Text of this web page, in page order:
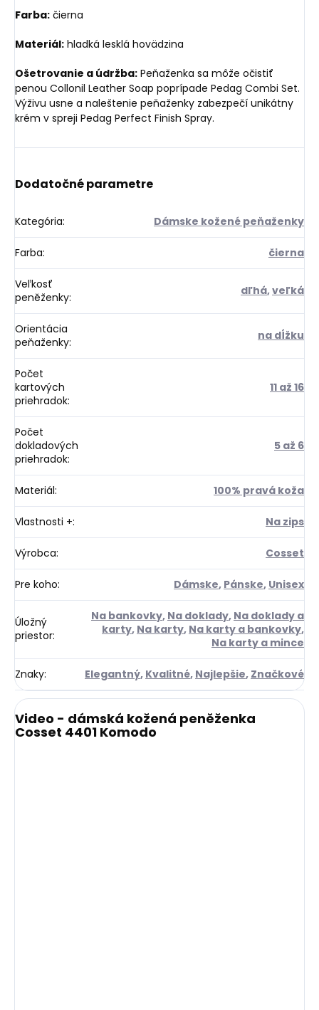
Farba: čierna
Materiál: hladká lesklá hovädzina
Ošetrovanie a údržba: Peňaženka sa môže očistiť
penou Collonil Leather Soap poprípade Pedag Combi Set.
Výživu usne a naleštenie peňaženky zabezpečí unikátny
krém v spreji Pedag Perfect Finish Spray.
Dodatočné parametre
Kategória: Dámske kožené peňaženky
Farba: čierna
Veľkosť
peněženky: dľhá,veľká
Orientácia
peňaženky: na dĺžku
Počet
kartových
priehradok:
11 až 16
Počet
dokladových
priehradok:
5 až 6
Materiál: 100% pravá koža
Vlastnosti +: Na zips
Výrobca: Cosset
Pre koho: Dámske, Pánske, Unisex
Úložný
priestor:
Na bankovky, Na doklady, Na doklady a
karty, Na karty, Na karty a bankovky,
Na karty a mince
Znaky: Elegantný, Kvalitné, Najlepšie, Značkové
Video - dámská kožená peněženka
Cosset 4401 Komodo